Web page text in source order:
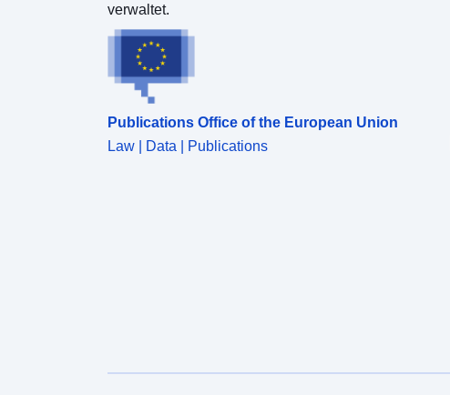
verwaltet.
Publications Office of the European Union
Law | Data | Publications